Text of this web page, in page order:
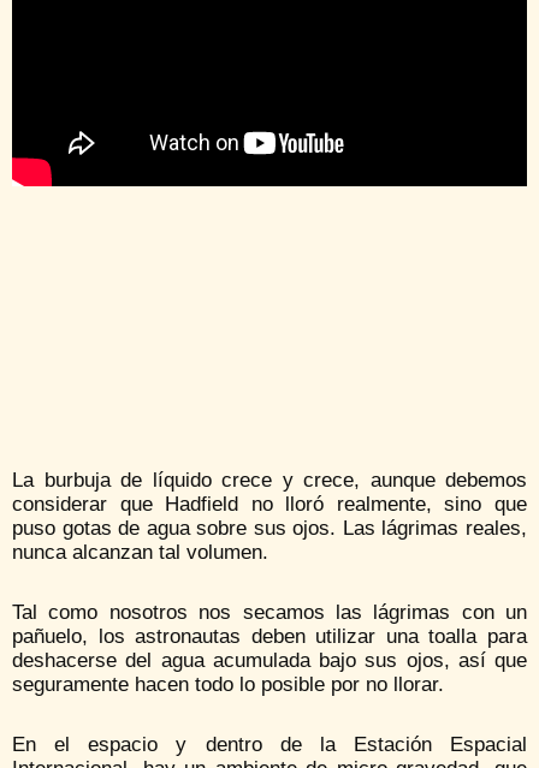
La burbuja de líquido crece y crece, aunque debemos
considerar que Hadfield no lloró realmente, sino que
puso gotas de agua sobre sus ojos. Las lágrimas reales,
nunca alcanzan tal volumen.
Tal como nosotros nos secamos las lágrimas con un
pañuelo, los astronautas deben utilizar una toalla para
deshacerse del agua acumulada bajo sus ojos, así que
seguramente hacen todo lo posible por no llorar.
En el espacio y dentro de la Estación Espacial